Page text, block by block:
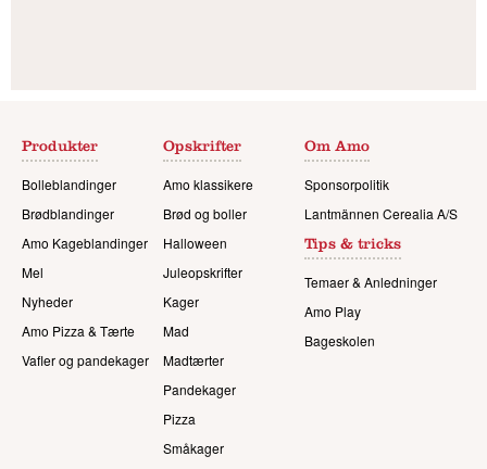
Produkter
Bolleblandinger
Brødblandinger
Amo Kageblandinger
Mel
Nyheder
Amo Pizza & Tærte
Vafler og pandekager
Opskrifter
Amo klassikere
Brød og boller
Halloween
Juleopskrifter
Kager
Mad
Madtærter
Pandekager
Pizza
Småkager
Om Amo
Sponsorpolitik
Lantmännen Cerealia A/S
Tips & tricks
Temaer & Anledninger
Amo Play
Bageskolen